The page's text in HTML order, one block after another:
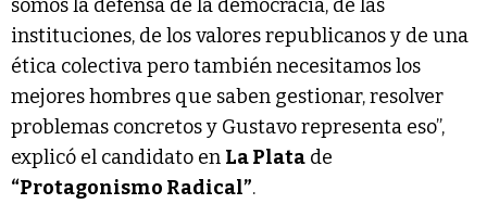
somos la defensa de la democracia, de las
instituciones, de los valores republicanos y de una
ética colectiva pero también necesitamos los
mejores hombres que saben gestionar, resolver
problemas concretos y Gustavo representa eso”,
explicó el candidato en La Plata de
“Protagonismo Radical”.